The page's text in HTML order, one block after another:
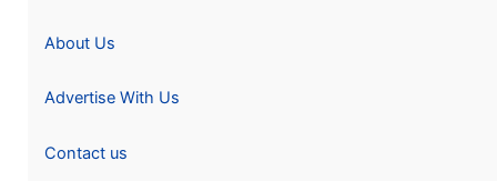
About Us
Advertise With Us
Contact us